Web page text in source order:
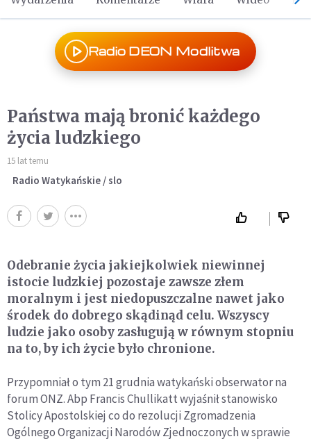
Radio DEON Modlitwa
Państwa mają bronić każdego
życia ludzkiego
15 lat temu
Radio Watykańskie / slo
Odebranie życia jakiejkolwiek niewinnej
istocie ludzkiej pozostaje zawsze złem
moralnym i jest niedopuszczalne nawet jako
środek do dobrego skądinąd celu. Wszyscy
ludzie jako osoby zasługują w równym stopniu
na to, by ich życie było chronione.
Przypomniał o tym 21 grudnia watykański obserwator na
forum ONZ. Abp Francis Chullikatt wyjaśnił stanowisko
Stolicy Apostolskiej co do rezolucji Zgromadzenia
Ogólnego Organizacji Narodów Zjednoczonych w sprawie